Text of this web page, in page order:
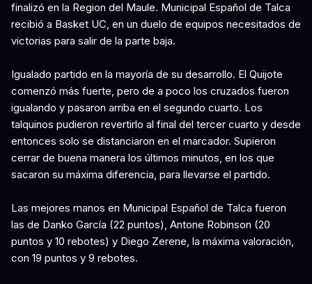
finalizó en la Region del Maule. Municipal Español de Talca
recibió a Basket UC, en un duelo de equipos necesitados de
victorias para salir de la parte baja.
Igualado partido en la mayoría de su desarrollo. El Quijote
comenzó más fuerte, pero de a poco los cruzados fueron
igualando y pasaron arriba en el segundo cuarto. Los
talquinos pudieron revertirlo al final del tercer cuarto y desde
entonces solo se distanciaron en el marcador. Supieron
cerrar de buena manera los últimos minutos, en los que
sacaron su máxima diferencia, para llevarse el partido.
Las mejores manos en Municipal Español de Talca fueron
las de Danko García (22 puntos), Antone Robinson (20
puntos y 10 rebotes) y Diego Zerene, la máxima valoración,
con 19 puntos y 9 rebotes.